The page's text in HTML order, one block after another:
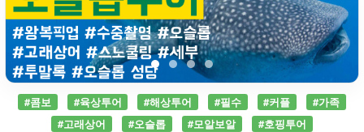
#콤보 #육상투어 #해상투어 #필수 #커플
#가족
#고래상어
#오슬롭 #모알보알 #호핑투어